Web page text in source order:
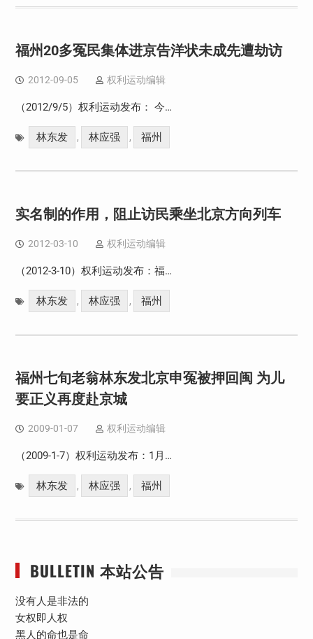
福州20多冤民集体进京告洋状未成先遭劫访
2012-09-05 权利运动编辑
（2012/9/5）权利运动发布： 今…
林东发 , 林应强 , 福州
实名制的作用，阻止访民乘坐北京方向列车
2012-03-10 权利运动编辑
（2012-3-10）权利运动发布：福…
林东发 , 林应强 , 福州
福州七旬老翁林东发北京申冤被押回闽 为儿
要正义再度赴京城
2009-01-07 权利运动编辑
（2009-1-7）权利运动发布：1月…
林东发 , 林应强 , 福州
BULLETIN 本站公告
没有人是非法的
女权即人权
黑人的命也是命